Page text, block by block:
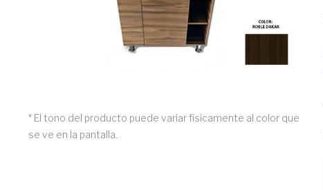
* El tono del producto puede variar físicamente al color que
se ve en la pantalla.